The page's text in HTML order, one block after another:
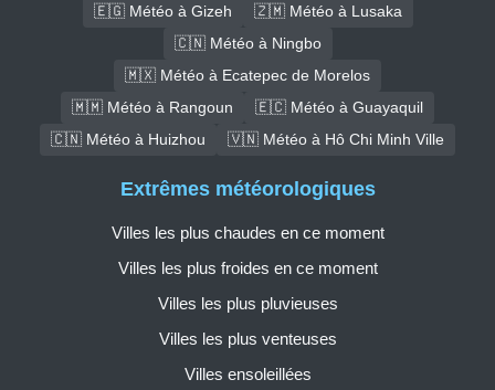
🇪🇬 Météo à Gizeh
🇿🇲 Météo à Lusaka
🇨🇳 Météo à Ningbo
🇲🇽 Météo à Ecatepec de Morelos
🇲🇲 Météo à Rangoun
🇪🇨 Météo à Guayaquil
🇨🇳 Météo à Huizhou
🇻🇳 Météo à Hô Chi Minh Ville
Extrêmes météorologiques
Villes les plus chaudes en ce moment
Villes les plus froides en ce moment
Villes les plus pluvieuses
Villes les plus venteuses
Villes ensoleillées